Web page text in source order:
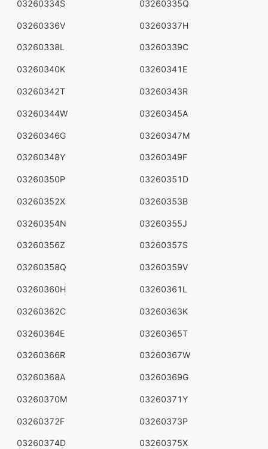
03260334S 03260335Q
03260336V 03260337H
03260338L 03260339C
03260340K 03260341E
03260342T 03260343R
03260344W 03260345A
03260346G 03260347M
03260348Y 03260349F
03260350P 03260351D
03260352X 03260353B
03260354N 03260355J
03260356Z 03260357S
03260358Q 03260359V
03260360H 03260361L
03260362C 03260363K
03260364E 03260365T
03260366R 03260367W
03260368A 03260369G
03260370M 03260371Y
03260372F 03260373P
03260374D 03260375X